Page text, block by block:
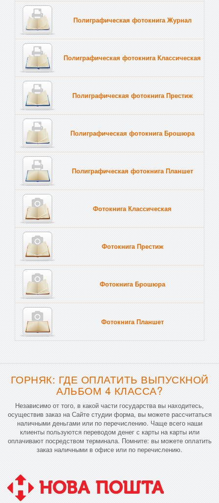
Полиграфическая фотокнига Журнал
Полиграфическая фотокнига Классическая
Полиграфическая фотокнига Престиж
Полиграфическая фотокнига Брошюра
Полиграфическая фотокнига Планшет
Фотокнига Классическая
Фотокнига Престиж
Фотокнига Брошюра
Фотокнига Планшет
ГОРНЯК: ГДЕ ОПЛАТИТЬ ВЫПУСКНОЙ
АЛЬБОМ 4 КЛАССА?
Независимо от того, в какой части государства вы находитесь,
осуществив заказ на Сайте студии форма, вы можете рассчитаться
наличными деньгами или по перечислению. Чаще всего наши
клиенты пользуются переводом денег с карты на карты или
оплачивают посредством терминала. Помните: вы можете оплатить
заказ наличными в офисе или по перечислению.